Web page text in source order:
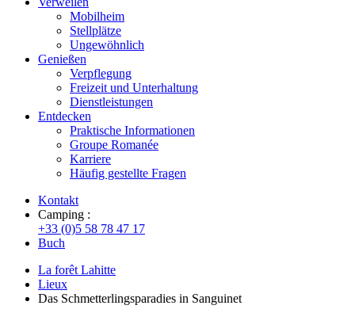
Mobilheim
Stellplätze
Ungewöhnlich
Genießen
Verpflegung
Freizeit und Unterhaltung
Dienstleistungen
Entdecken
Praktische Informationen
Groupe Romanée
Karriere
Häufig gestellte Fragen
Kontakt
Camping :
+33 (0)5 58 78 47 17
Buch
La forêt Lahitte
Lieux
Das Schmetterlingsparadies in Sanguinet